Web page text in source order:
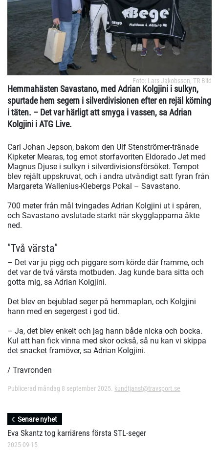
Foto: Lars Jakobsson, TR Bild
Hemmahästen Savastano, med Adrian Kolgjini i sulkyn,
spurtade hem segern i silverdivisionen efter en rejäl körning
i täten. – Det var härligt att smyga i vassen, sa Adrian
Kolgjini i ATG Live.
Carl Johan Jepson, bakom den Ulf Stenströmer-tränade
Kipketer Mearas, tog emot storfavoriten Eldorado Jet med
Magnus Djuse i sulkyn i silverdivisionsförsöket. Tempot
blev rejält uppskruvat, och i andra utvändigt satt fyran från
Margareta Wallenius-Klebergs Pokal – Savastano.
700 meter från mål tvingades Adrian Kolgjini ut i spåren,
och Savastano avslutade starkt när skygglapparna åkte
ned.
"Två värsta"
– Det var ju pigg och piggare som körde där framme, och
det var de två värsta motbuden. Jag kunde bara sitta och
gotta mig, sa Adrian Kolgjini.
Det blev en bejublad seger på hemmaplan, och Kolgjini
hann med en segergest i god tid.
– Ja, det blev enkelt och jag hann både nicka och bocka.
Kul att han fick vinna med skor också, så nu kan vi skippa
det snacket framöver, sa Adrian Kolgjini.
/ Travronden
Publicerad måndag 8 september 2025. kundtjanst@travsport.se
Senare nyhet
Eva Skantz tog karriärens första STL-seger
2025-09-15